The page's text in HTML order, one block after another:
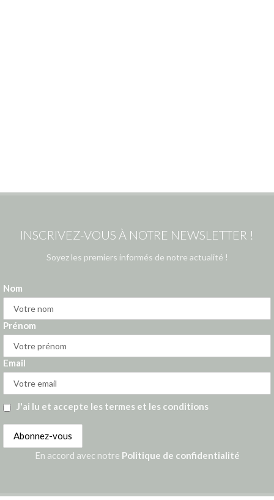
INSCRIVEZ-VOUS À NOTRE NEWSLETTER !
Soyez les premiers informés de notre actualité !
Nom
Prénom
Email
J'ai lu et accepte les termes et les conditions
En accord avec notre Politique de confidentialité